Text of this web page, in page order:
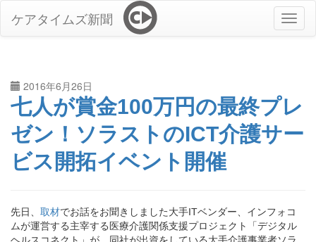
ケアタイムズ新聞
2016年6月26日
七人が賞金100万円の最終プレ
ゼン！ソラストのICT介護サー
ビス開拓イベント開催
先日、 取材でお話をお聞きしました大手ITベンダー、インフォコ
ムが運営する主宰する医療介護関係支援プロジェクト「デジタル